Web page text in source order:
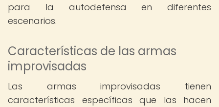
para la autodefensa en diferentes
escenarios.
Características de las armas
improvisadas
Las armas improvisadas tienen
características específicas que las hacen